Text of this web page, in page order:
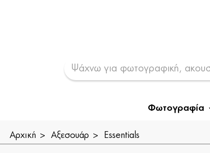
Φωτογραφία
Αρχική Αξεσουάρ Essentials